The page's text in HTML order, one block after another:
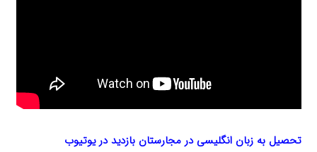
تحصیل به زبان انگلیسی در مجارستان بازدید در یوتیوب